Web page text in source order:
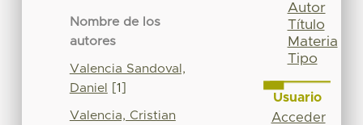
Nombre de los
autores
Valencia Sandoval,
Daniel
[1]
Valencia, Cristian
Autor
Título
Materia
Tipo
Usuario
Acceder